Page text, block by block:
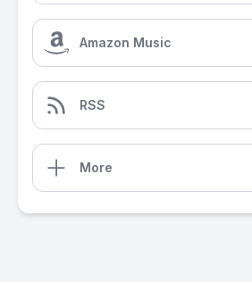
Amazon Music
RSS
More